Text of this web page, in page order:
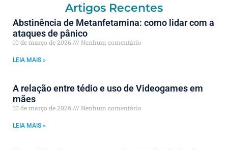
Artigos Recentes
Abstinência de Metanfetamina: como lidar com a
ataques de pânico
10 de março de 2026 Nenhum comentário
LEIA MAIS »
A relação entre tédio e uso de Videogames em
mães
10 de março de 2026 Nenhum comentário
LEIA MAIS »